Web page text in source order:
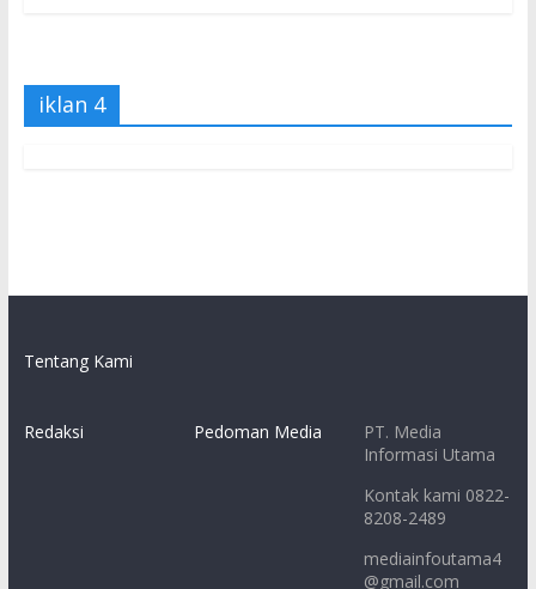
iklan 4
Tentang Kami
Redaksi Pedoman Media
PT. Media
Informasi Utama
Kontak kami 0822-
8208-2489
mediainfoutama4
@gmail.com